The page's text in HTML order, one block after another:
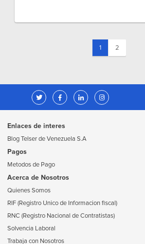
1(current)
2
Enlaces de interes
Blog Telser de Venezuela S.A
Pagos
Metodos de Pago
Acerca de Nosotros
Quienes Somos
RIF (Registro Unico de Informacion fiscal)
RNC (Registro Nacional de Contratistas)
Solvencia Laboral
Trabaja con Nosotros